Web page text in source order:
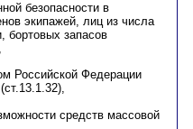
безопасности в
экипажей, лиц из числа
бортовых запасов
Российской Федерации
(ст.13.1.32),
средств массовой